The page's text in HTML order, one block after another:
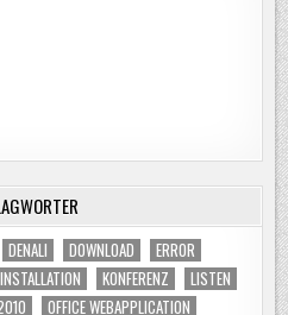
DENALI DOWNLOAD
ERROR
INSTALLATION KONFERENZ
LISTEN
OFFICE WEBAPPLICATION